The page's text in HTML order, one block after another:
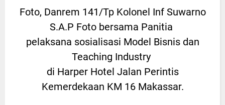
Foto, Danrem 141/Tp Kolonel Inf Suwarno
S.A.P Foto bersama Panitia
pelaksana sosialisasi Model Bisnis dan
Teaching Industry
di Harper Hotel Jalan Perintis
Kemerdekaan KM 16 Makassar.